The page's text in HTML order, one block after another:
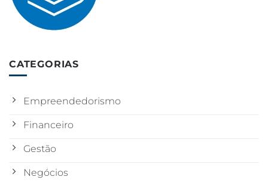
CATEGORIAS
Empreendedorismo
Financeiro
Gestão
Negócios